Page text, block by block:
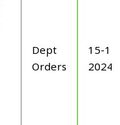
Dept
Orders
15-
2024